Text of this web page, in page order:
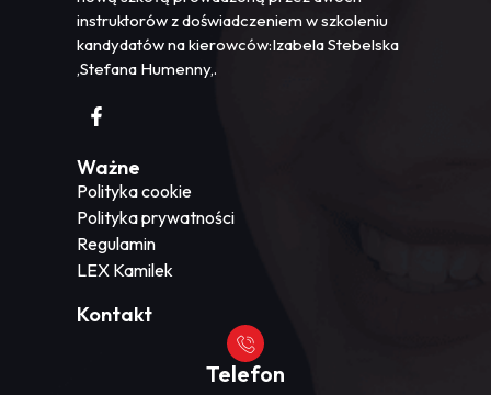
instruktorów z doświadczeniem w szkoleniu
kandydatów na kierowców:Izabela Stebelska
,Stefana Humenny,.
Ważne
Polityka cookie
Polityka prywatności
Regulamin
LEX Kamilek
Kontakt
Telefon